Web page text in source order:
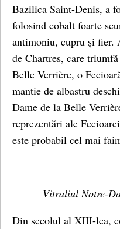
Bazilica Saint-Denis, a
folosind cobalt foarte
antimoniu, cupru și fier.
de Chartres, care
Belle Verrière, o
mantie de albastru
Dame de la Belle
reprezentări ale
este probabil cel mai
Vitraliul Notre-
Din secolul al XIII-lea,